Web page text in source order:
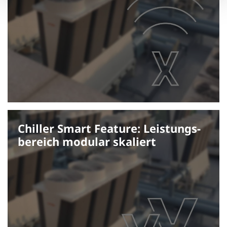
Chiller Smart Feature: Leistungs­
bereich modular skaliert